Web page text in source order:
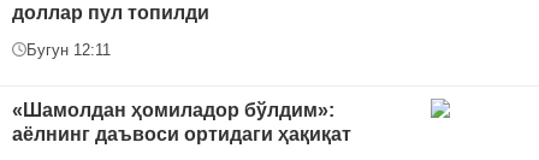
доллар пул топилди
Бугун 12:11
«Шамолдан ҳомиладор бўлдим»:
аёлнинг даъвоси ортидаги ҳақиқат